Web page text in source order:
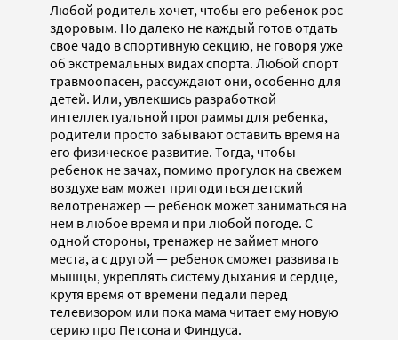
Любой родитель хочет, чтобы его ребенок рос
здоровым. Но далеко не каждый готов отдать
свое чадо в спортивную секцию, не говоря уже
об экстремальных видах спорта. Любой спорт
травмоопасен, рассуждают они, особенно для
детей. Или, увлекшись разработкой
интеллектуальной программы для ребенка,
родители просто забывают оставить время на
его физическое развитие. Тогда, чтобы
ребенок не зачах, помимо прогулок на свежем
воздухе вам может пригодиться детский
велотренажер — ребенок может заниматься на
нем в любое время и при любой погоде. С
одной стороны, тренажер не займет много
места, а с другой — ребенок сможет развивать
мышцы, укреплять систему дыхания и сердце,
крутя время от времени педали перед
телевизором или пока мама читает ему новую
серию про Петсона и Финдуса.